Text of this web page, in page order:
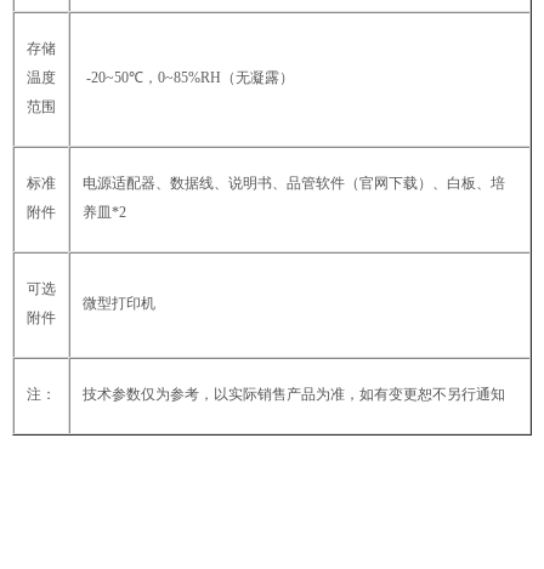
存储
温度
范围
-20~50℃，0~85%RH（无凝露）
标准
附件
电源适配器、数据线、说明书、品管软件（官网下载）、白板、培
养皿*2
可选
附件
微型打印机
注： 技术参数仅为参考，以实际销售产品为准，如有变更恕不另行通知